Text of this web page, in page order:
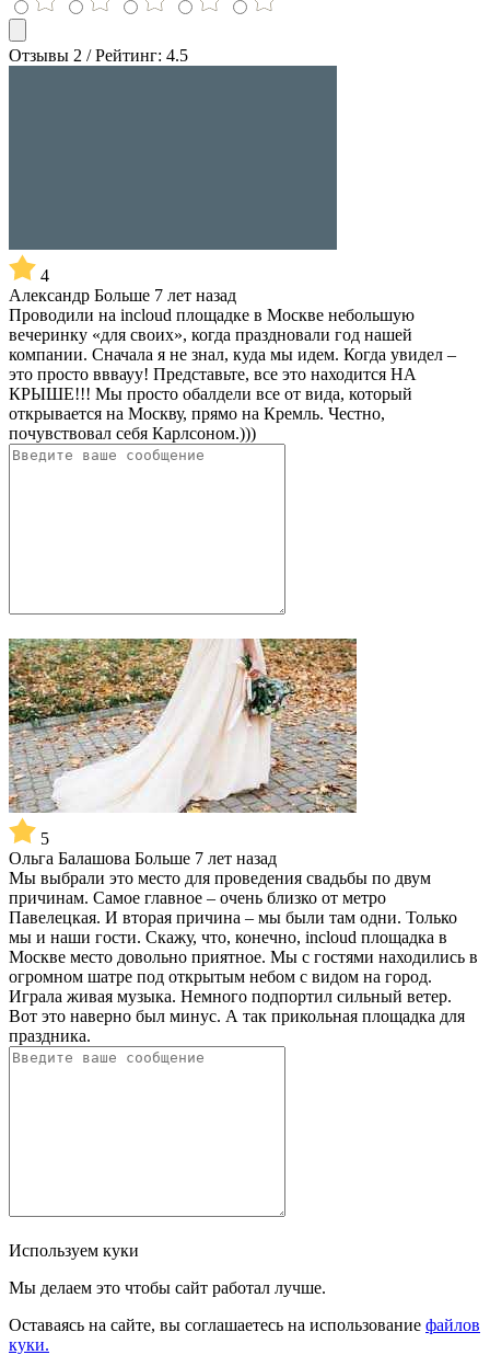
Отзывы 2 / Рейтинг: 4.5
4
Александр Больше 7 лет назад
Проводили на incloud площадке в Москве небольшую
вечеринку «для своих», когда праздновали год нашей
компании. Сначала я не знал, куда мы идем. Когда увидел –
это просто вввауу! Представьте, все это находится НА
КРЫШЕ!!! Мы просто обалдели все от вида, который
открывается на Москву, прямо на Кремль. Честно,
почувствовал себя Карлсоном.)))
5
Ольга Балашова Больше 7 лет назад
Мы выбрали это место для проведения свадьбы по двум
причинам. Самое главное – очень близко от метро
Павелецкая. И вторая причина – мы были там одни. Только
мы и наши гости. Скажу, что, конечно, incloud площадка в
Москве место довольно приятное. Мы с гостями находились в
огромном шатре под открытым небом с видом на город.
Играла живая музыка. Немного подпортил сильный ветер.
Вот это наверно был минус. А так прикольная площадка для
праздника.
Используем куки
Мы делаем это чтобы сайт работал лучше.
Оставаясь на сайте, вы соглашаетесь на использование файлов
куки.